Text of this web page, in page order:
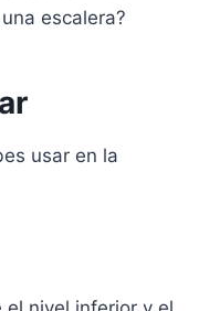
escalera?
usar en la